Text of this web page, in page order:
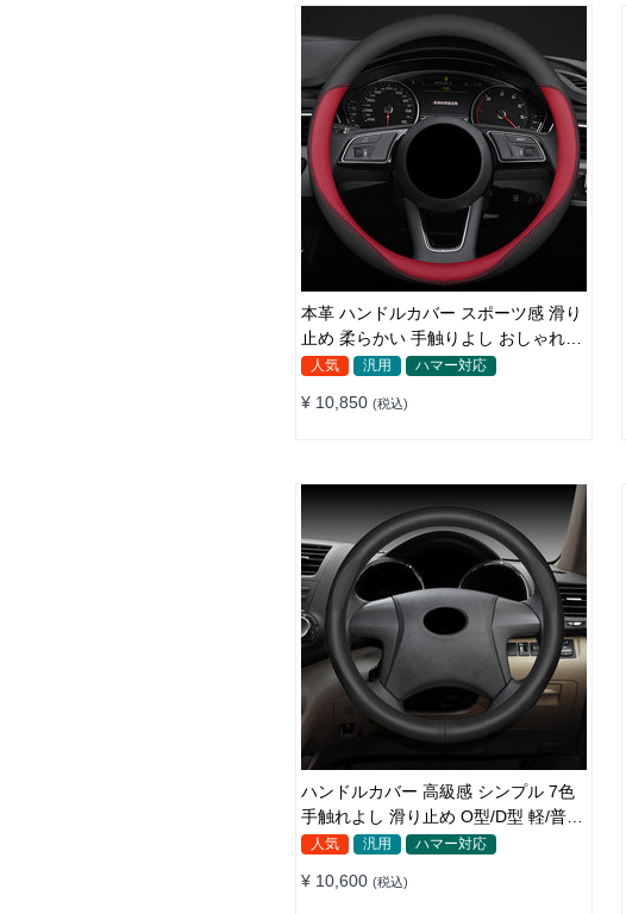
本革 ハンドルカバー スポーツ感 滑り
止め 柔らかい 手触りよし おしゃれ
軽/普自動車 38CM
人気 汎用 ハマー対応
¥ 10,850 (税込)
ハンドルカバー 高級感 シンプル 7色
手触れよし 滑り止め O型/D型 軽/普自
動車 38CM
人気 汎用 ハマー対応
¥ 10,600 (税込)